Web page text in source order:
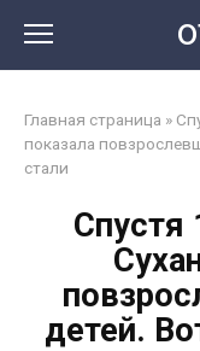
контенту
Главная страница »
показала
стали
Cпустя
детей.